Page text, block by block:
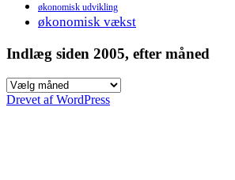
økonomisk udvikling
økonomisk vækst
Indlæg siden 2005, efter måned
Indlæg
siden
Drevet af WordPress